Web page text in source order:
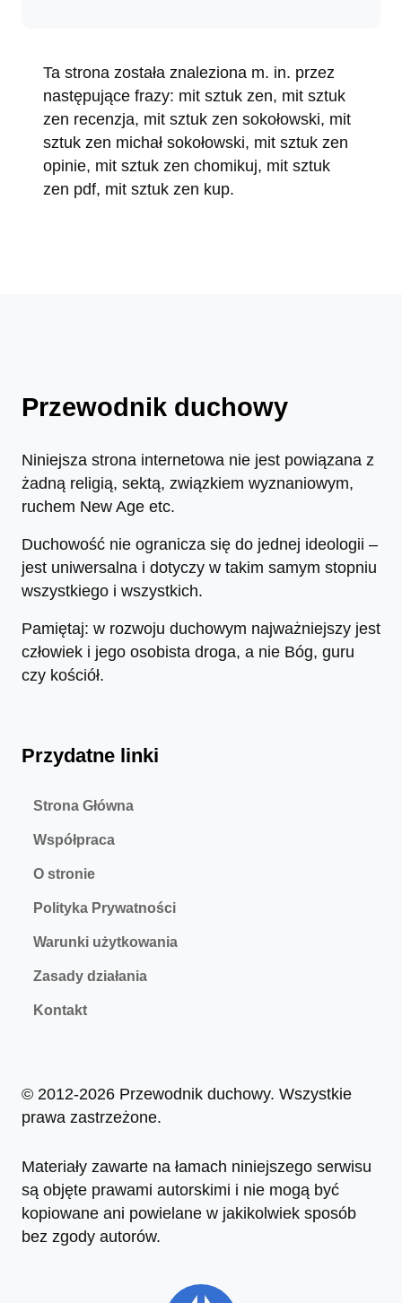
Ta strona została znaleziona m. in. przez
następujące frazy: mit sztuk zen, mit sztuk
zen recenzja, mit sztuk zen sokołowski, mit
sztuk zen michał sokołowski, mit sztuk zen
opinie, mit sztuk zen chomikuj, mit sztuk
zen pdf, mit sztuk zen kup.
Przewodnik duchowy
Niniejsza strona internetowa nie jest powiązana z
żadną religią, sektą, związkiem wyznaniowym,
ruchem New Age etc.
Duchowość nie ogranicza się do jednej ideologii –
jest uniwersalna i dotyczy w takim samym stopniu
wszystkiego i wszystkich.
Pamiętaj: w rozwoju duchowym najważniejszy jest
człowiek i jego osobista droga, a nie Bóg, guru
czy kościół.
Przydatne linki
Strona Główna
Współpraca
O stronie
Polityka Prywatności
Warunki użytkowania
Zasady działania
Kontakt
© 2012-2026 Przewodnik duchowy. Wszystkie
prawa zastrzeżone.
Materiały zawarte na łamach niniejszego serwisu
są objęte prawami autorskimi i nie mogą być
kopiowane ani powielane w jakikolwiek sposób
bez zgody autorów.